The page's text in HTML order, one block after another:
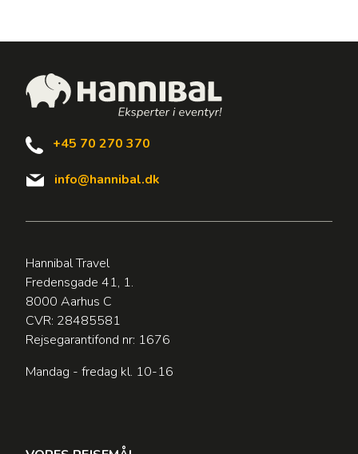
+45 70 270 370
info@hannibal.dk
Hannibal Travel
Fredensgade 41, 1.
8000 Aarhus C
CVR: 28485581
Rejsegarantifond nr: 1676
Mandag - fredag kl. 10-16